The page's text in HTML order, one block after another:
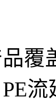
覆